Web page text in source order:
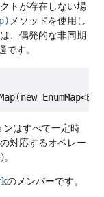
トが存在しない場
メソッドを使用し
、偶発的な非同期
す。
はすべて一定時
の対応するオペレー
のメンバーです。